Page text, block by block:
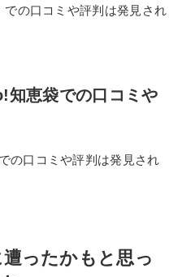
の口コミや評判は発見され
恵袋での口コミや
の口コミや評判は発見され
ったかもと思っ